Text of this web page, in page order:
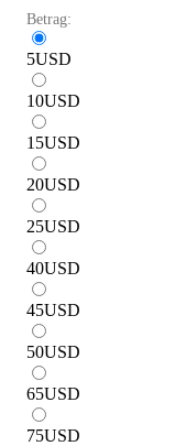
Betrag:
5USD
10USD
15USD
20USD
25USD
40USD
45USD
50USD
65USD
75USD